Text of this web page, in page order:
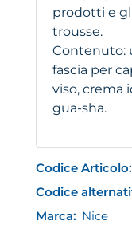
prodotti e
trousse.
Contenuto:
fascia per
viso, crema
gua-sha.
Codice Articolo:
Codice
Marca: Nice